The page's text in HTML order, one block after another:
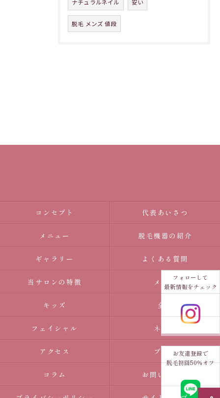
ナチュラルネイル 安い
脱毛 メンズ 値段
フォローして
最新情報をチェック
お友達登録で
脱毛初回50％オフ
コンセプト 代表あいさつ
メニュー 脱毛機器の紹介
ギャラリー よくある質問
当サロンの特徴 メンズ
キッズ 全身
フェイシャル ネイル
アクセス ブログ
コラム お問い合わせ